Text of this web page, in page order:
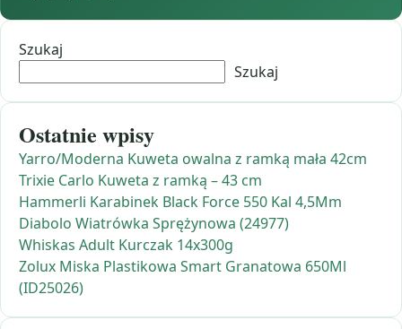
Szukaj
Szukaj
Ostatnie wpisy
Yarro/Moderna Kuweta owalna z ramką mała 42cm
Trixie Carlo Kuweta z ramką – 43 cm
Hammerli Karabinek Black Force 550 Kal 4,5Mm
Diabolo Wiatrówka Sprężynowa (24977)
Whiskas Adult Kurczak 14x300g
Zolux Miska Plastikowa Smart Granatowa 650Ml
(ID25026)